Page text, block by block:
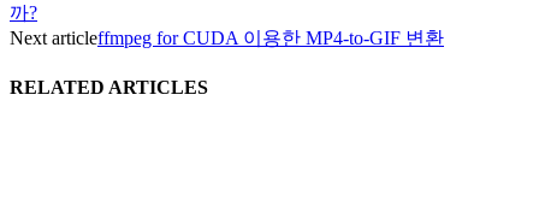
까?
Next articleffmpeg for CUDA 이용한 MP4-to-GIF 변환
RELATED ARTICLES